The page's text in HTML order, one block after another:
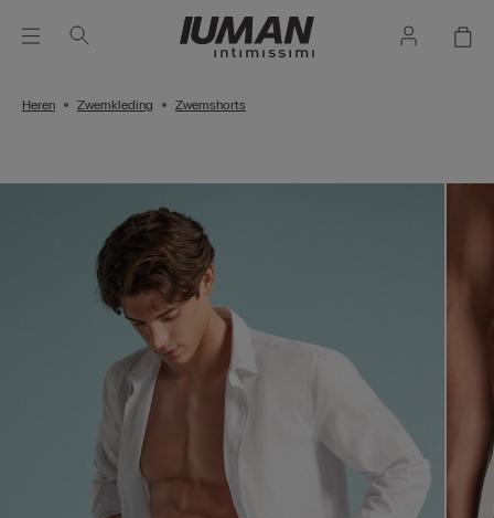
Heren Zwemkleding Zwemshorts